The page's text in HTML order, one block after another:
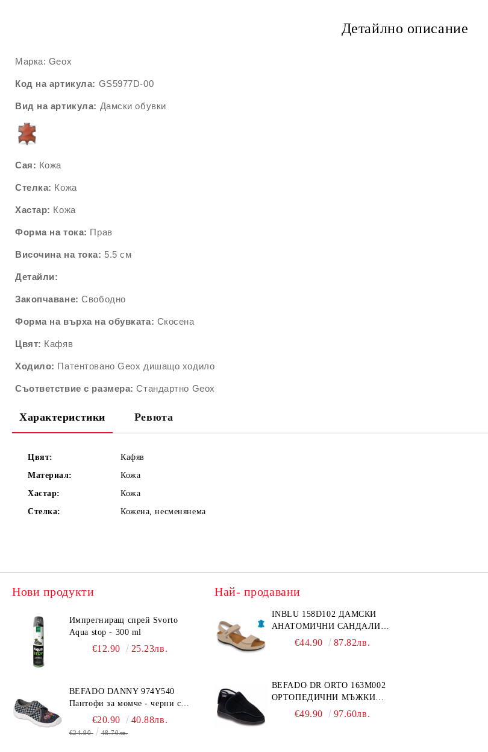
Детайлно описание
Марка: Geox
Код на артикула: GS5977D-00
Вид на артикула: Дамски обувки
Сая: Кожа
Стелка: Кожа
Хастар: Кожа
Форма на тока: Прав
Височина на тока: 5.5 см
Детайли:
Закопчаване: Свободно
Форма на върха на обувката: Скосена
Цвят: Кафяв
Ходило: Патентовано Geox дишащо ходило
Съответствие с размера:Стандартно Geox
Характеристики Ревюта
Цвят:
Кафяв
Материал:
Кожа
Хастар:
Кожа
Стелка:
Кожена, несменянема
Нови продукти
Импрегниращ спрей Svorto
Aqua stop - 300 ml
€12.90 25.23лв.
BEFADO DANNY 974Y540
Пантофи за момче - черни с
€20.90 40.88лв.
€24.90 48.70лв.
Най- продавани
INBLU 158D102 ДАМСКИ
АНАТОМИЧНИ САНДАЛИ
ОТ ЕСТЕСТВЕНА КОЖА,
€44.90 87.82лв.
BEFADO DR ORTO 163M002
ОРТОПЕДИЧНИ МЪЖКИ
ОБУВКИ ЗА ГИПСИРАН ИЛИ
€49.90 97.60лв.